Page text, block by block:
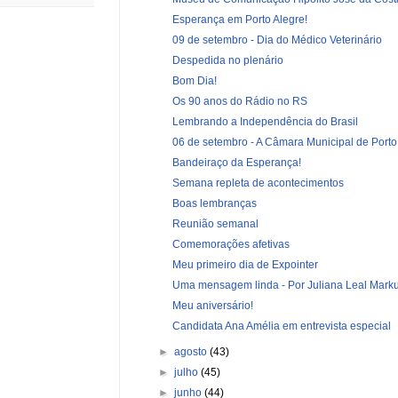
Esperança em Porto Alegre!
09 de setembro - Dia do Médico Veterinário
Despedida no plenário
Bom Dia!
Os 90 anos do Rádio no RS
Lembrando a Independência do Brasil
06 de setembro - A Câmara Municipal de Porto
Bandeiraço da Esperança!
Semana repleta de acontecimentos
Boas lembranças
Reunião semanal
Comemorações afetivas
Meu primeiro dia de Expointer
Uma mensagem linda - Por Juliana Leal
Meu aniversário!
Candidata Ana Amélia em entrevista especial
►agosto(43)
►julho(45)
►junho(44)